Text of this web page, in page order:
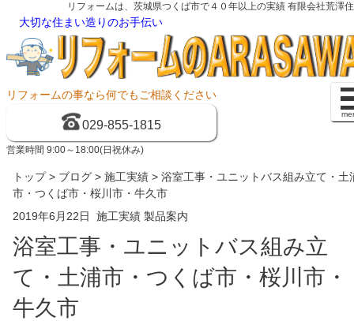
リフォームは、茨城県つくば市で４０年以上の実績 有限会社荒澤
大切な住まい造りのお手伝い
リフォームの事なら何でもご相談ください
029-855-1815
営業時間 9:00～18:00(日祝休み)
トップ> ブログ > 施工実績 > 浴室工事・ユニットバス組み立て・土
市・つくば市・桜川市・牛久市
2019年6月22日 施工実績 製品案内
浴室工事・ユニットバス組み立
て・土浦市・つくば市・桜川市・
牛久市